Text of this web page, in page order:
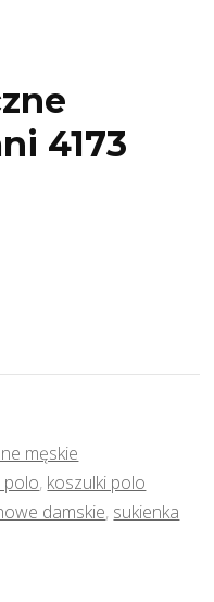
4173
męskie
polo, koszulki polo
damskie, sukienka